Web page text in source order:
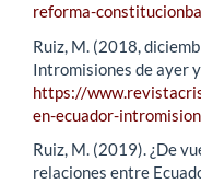
reforma-
Ruiz, M. (2018,
Intromisiones de ayer
https://
en-ecuador-
Ruiz, M. (2019). ¿De
relaciones entre